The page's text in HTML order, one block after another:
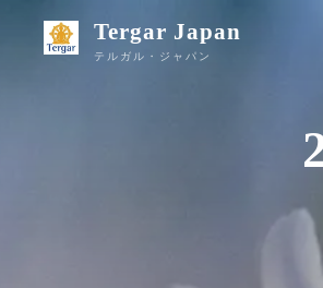
Tergar Japan
テルガル・ジャパン